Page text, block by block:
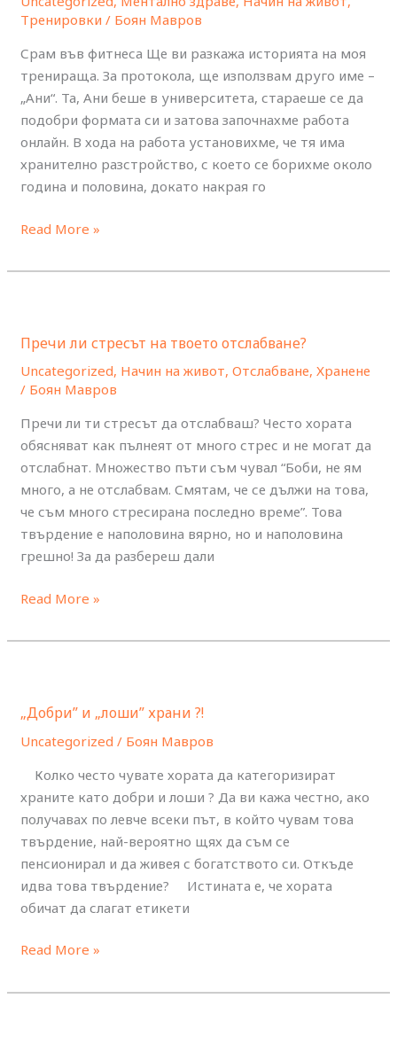
Тренировки / Боян Мавров
Срам във фитнеса Ще ви разкажа историята на моя
тренираща. За протокола, ще използвам друго име –
„Ани“. Та, Ани беше в университета, стараеше се да
подобри формата си и затова започнахме работа
онлайн. В хода на работа установихме, че тя има
хранително разстройство, с което се борихме около
година и половина, докато накрая го
Read More »
Пречи ли стресът на твоето отслабване?
Uncategorized, Начин на живот,Отслабване,Хранене
/ Боян Мавров
Пречи ли ти стресът да отслабваш? Често хората
обясняват как пълнеят от много стрес и не могат да
отслабнат. Множество пъти съм чувал “Боби, не ям
много, а не отслабвам. Смятам, че се дължи на това,
че съм много стресирана последно време”. Това
твърдение е наполовина вярно, но и наполовина
грешно! За да разбереш дали
стресът
на
твоето
Read More »
„Добри” и „лоши” храни ?!
Uncategorized / Боян Мавров
Колко често чувате хората да категоризират
храните като добри и лоши ? Да ви кажа честно, ако
получавах по левче всеки път, в който чувам това
твърдение, най-вероятно щях да съм се
пенсионирал и да живея с богатството си. Откъде
идва това твърдение? Истината е, че хората
обичат да слагат етикети
„лоши”
храни
Read More »